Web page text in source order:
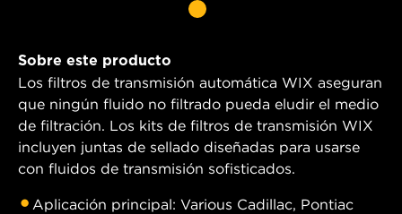
Sobre este producto
Los filtros de transmisión automática WIX aseguran
que ningún fluido no filtrado pueda eludir el medio
de filtración. Los kits de filtros de transmisión WIX
incluyen juntas de sellado diseñadas para usarse
con fluidos de transmisión sofisticados.
Aplicación principal: Various Cadillac, Pontiac